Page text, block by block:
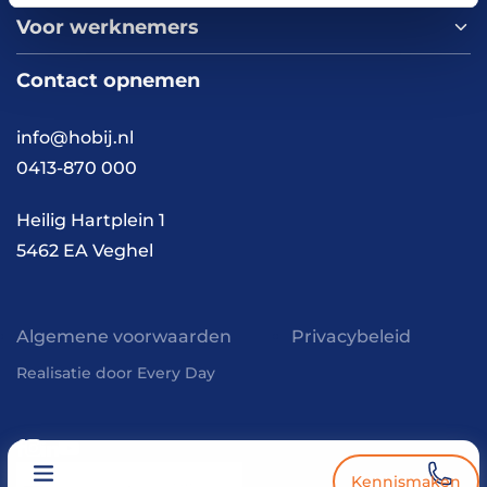
Kennismaken
Over ons
Werken bij HOBIJ
Contact
Nieuws
Academy
Cases
Voor werknemers
Vacaturepagina
Werken en wonen
Kennis en inspiratie
Contact opnemen
info@hobij.nl
0413-870 000
Heilig Hartplein 1
5462 EA Veghel
Algemene voorwaarden Privacybeleid
Realisatie door Every Day